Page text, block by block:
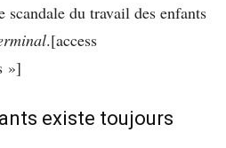
scandale du travail des enfants
.[access
»]
existe toujours